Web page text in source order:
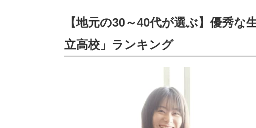
【地元の30～40代が選ぶ】優秀
立高校」ランキング